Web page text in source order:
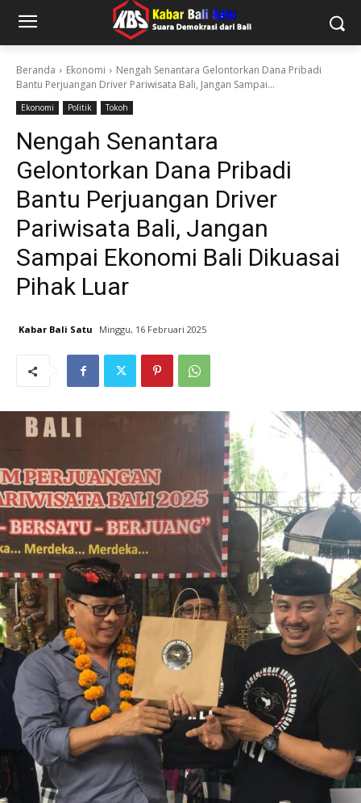
Beranda Ekonomi
Nengah Senantara Gelontorkan Dana Pribadi
Bantu Perjuangan Driver Pariwisata Bali, Jangan Sampai...
Ekonomi Politik Tokoh
Nengah Senantara
Gelontorkan Dana Pribadi
Bantu Perjuangan Driver
Pariwisata Bali, Jangan
Sampai Ekonomi Bali Dikuasai
Pihak Luar
Kabar Bali Satu Minggu, 16 Februari 2025